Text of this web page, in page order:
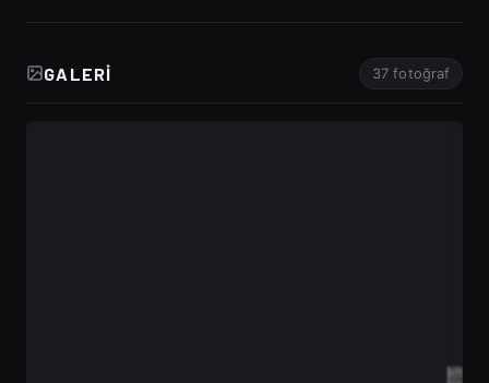
GALERI 37 fotoğraf